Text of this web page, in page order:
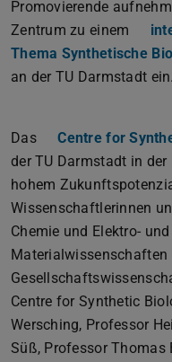
Promovierende
Zentrum zu einem
Thema Synthetische
an der TU Darmstadt ein.
Das Centre for
der TU Darmstadt in
hohem
Wissenschaftlerinnen
Chemie und Elektro-
Materialwissenschaften
Centre for Synthetic
Wersching, Professor
Süß, Professor Thomas